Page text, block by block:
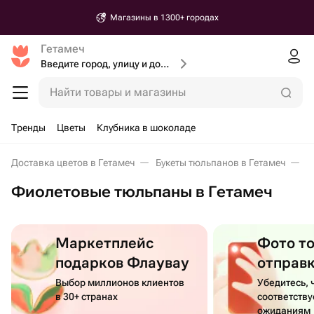
Магазины в 1300+ городах
Гетамеч
Введите город, улицу и дом доставки
Найти товары и магазины
Тренды Цветы Клубника в шоколаде
Доставка цветов в Гетамеч Букеты тюльпанов в Гетамеч
Фиолетовые тюльпаны в Гетамеч
Маркетплейс
подарков Флаувау
Выбор миллионов клиентов
в 30+ странах
Фото
Убедитесь,
ожиданиям